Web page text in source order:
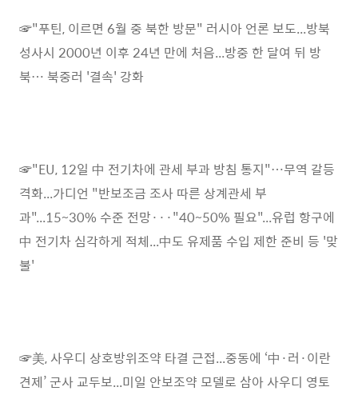
☞"푸틴, 이르면 6월 중 북한 방문" 러시아 언론 보도...방북
성사시 2000년 이후 24년 만에 처음...방중 한 달여 뒤 방
북… 북중러 '결속' 강화
☞"EU, 12일 中 전기차에 관세 부과 방침 통지"…무역 갈등
격화...가디언 "반보조금 조사 따른 상계관세 부
과"...15~30% 수준 전망···"40~50% 필요"...유럽 항구에
中 전기차 심각하게 적체...中도 유제품 수입 제한 준비 등 '맞
불'
☞美, 사우디 상호방위조약 타결 근접...중동에 ‘中·러·이란
견제’ 군사 교두보...미일 안보조약 모델로 삼아 사우디 영토